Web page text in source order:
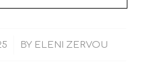
BY ELENI ZERVOU